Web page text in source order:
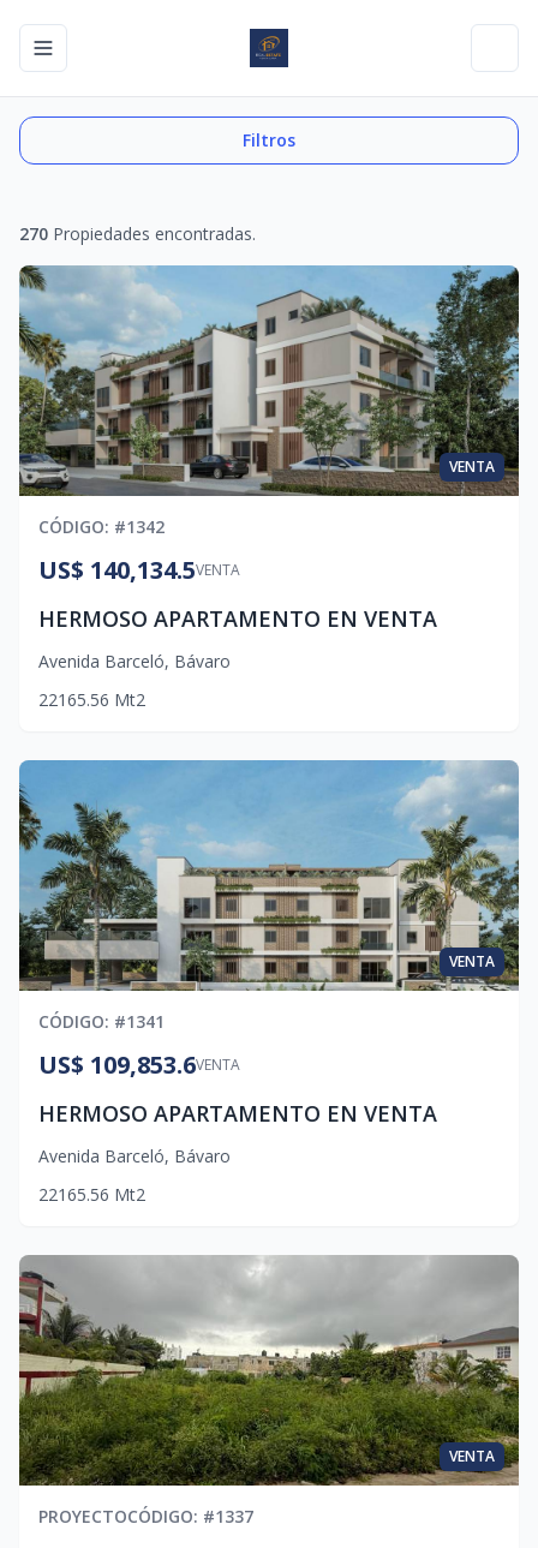
Toggle navigation menu
Filtros
270 Propiedades encontradas.
VENTA
CÓDIGO: #1342
VENTA
US$ 140,134.5
HERMOSO APARTAMENTO EN VENTA
Avenida Barceló, Bávaro
22165.56 Mt2
VENTA
CÓDIGO: #1341
VENTA
US$ 109,853.6
HERMOSO APARTAMENTO EN VENTA
Avenida Barceló, Bávaro
22165.56 Mt2
VENTA
PROYECTOCÓDIGO: #1337